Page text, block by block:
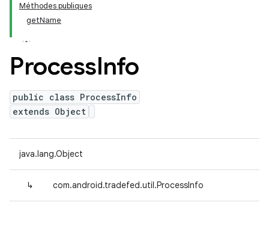
Méthodes publiques
getName
ProcessInfo
public class ProcessInfo
extends Object
java.lang.Object
↳ com.android.tradefed.util.ProcessInfo